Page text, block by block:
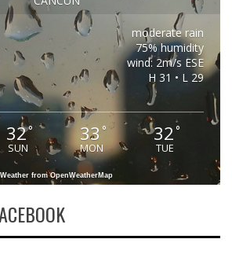
moderate rain
75% humidity
wind: 2m/s ESE
H 31 • L 29
32°
SUN
33 °
MON
32°
TUE
Weather from OpenWeatherMap